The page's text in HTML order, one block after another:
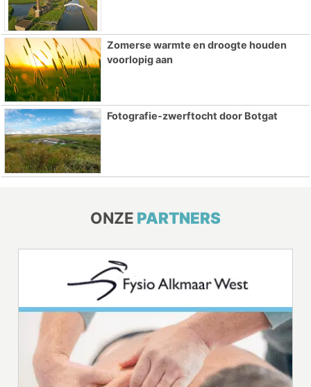
Zomerse warmte en droogte houden
voorlopig aan
Fotografie-zwerftocht door Botgat
ONZE PARTNERS